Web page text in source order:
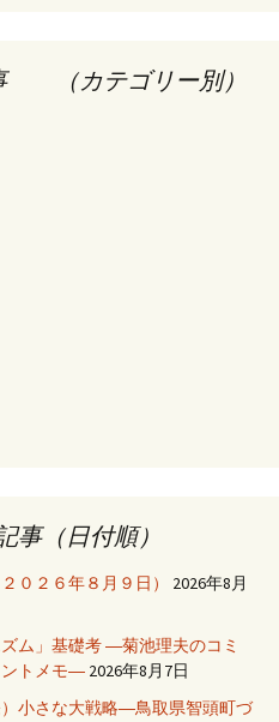
（カテゴリー別）
事（日付順）
０２６年８月９日）
2026年8月
ム」基礎考 ―菊池理夫のコミ
ントメモ― 2026年8月7日
小さな大戦略―鳥取県智頭町づ